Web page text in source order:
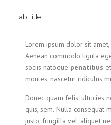
Tab Title 1
Lorem ipsum dolor sit
Aenean commodo ligula
sociis natoque penatibus
montes, nascetur ridiculus
Donec quam felis, ultricies
quis, sem. Nulla consequat
justo, fringilla vel, aliquet